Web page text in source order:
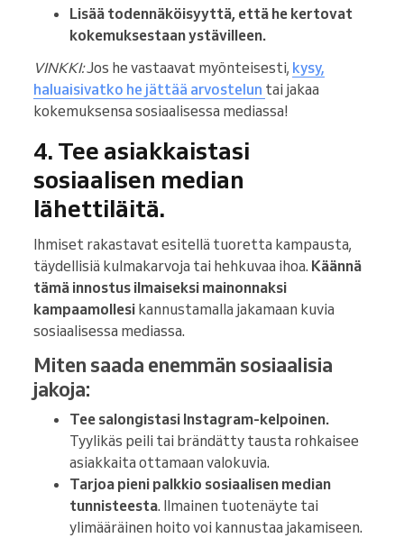
Lisää todennäköisyyttä, että he kertovat
kokemuksestaan ystävilleen.
VINKKI:Jos he vastaavat myönteisesti, kysy,
haluaisivatko he jättää arvostelun tai jakaa
kokemuksensa sosiaalisessa mediassa!
4. Tee asiakkaistasi
sosiaalisen median
lähettiläitä.
Ihmiset rakastavat esitellä tuoretta kampausta,
täydellisiä kulmakarvoja tai hehkuvaa ihoa. Käännä
tämä innostus ilmaiseksi mainonnaksi
kampaamollesi kannustamalla jakamaan kuvia
sosiaalisessa mediassa.
Miten saada enemmän sosiaalisia
jakoja:
Tee salongistasi Instagram-kelpoinen.
Tyylikäs peili tai brändätty tausta rohkaisee
asiakkaita ottamaan valokuvia.
Tarjoa pieni palkkio sosiaalisen median
tunnisteesta. Ilmainen tuotenäyte tai
ylimääräinen hoito voi kannustaa jakamiseen.